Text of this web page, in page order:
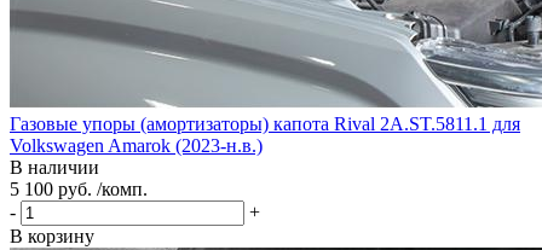
Газовые упоры (амортизаторы) капота Rival 2A.ST.5811.1 для
Volkswagen Amarok (2023-н.в.)
В наличии
5 100 руб. /комп.
-
+
В корзину